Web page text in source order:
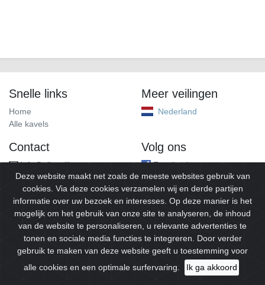
Snelle links
Home
Alle kavels
Meer veilingen
Nederland
Contact
info@alleveilingen.net
Volg ons
Facebook
© 2026Alleveilingen.Alle rechten voorbehouden.
Deze website maakt net zoals de meeste websites gebruik van
cookies. Via deze cookies verzamelen wij en derde partijen
informatie over uw bezoek en interesses. Op deze manier is het
mogelijk om het gebruik van onze site te analyseren, de inhoud
van de website te personaliseren, u relevante advertenties te
tonen en sociale media functies te integreren. Door verder
gebruik te maken van deze website geeft u toestemming voor
alle cookies en een optimale surfervaring.
Ik ga akkoord